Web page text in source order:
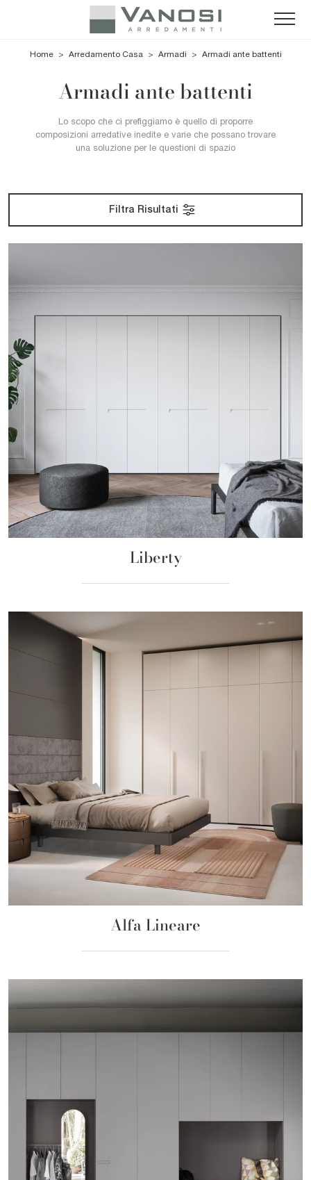
Home > Arredamento Casa > Armadi > Armadi ante battenti
Armadi ante battenti
Lo scopo che ci prefiggiamo è quello di proporre
composizioni arredative inedite e varie che possano trovare
una soluzione per le questioni di spazio
Filtra Risultati
Liberty
Alfa Lineare